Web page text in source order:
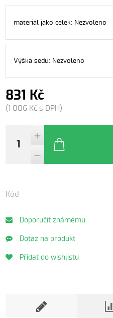
materiál jako celek: Nezvoleno
Výška sedu: Nezvoleno
831 Kč
(1 006 Kč s DPH)
Kód
Doporučit známému
Dotaz na produkt
Přidat do wishlistu